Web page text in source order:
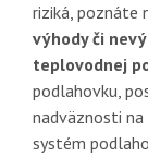
riziká, poznáte
výhody či
teplovodnej
podlahovku,
nadväznosti
systém